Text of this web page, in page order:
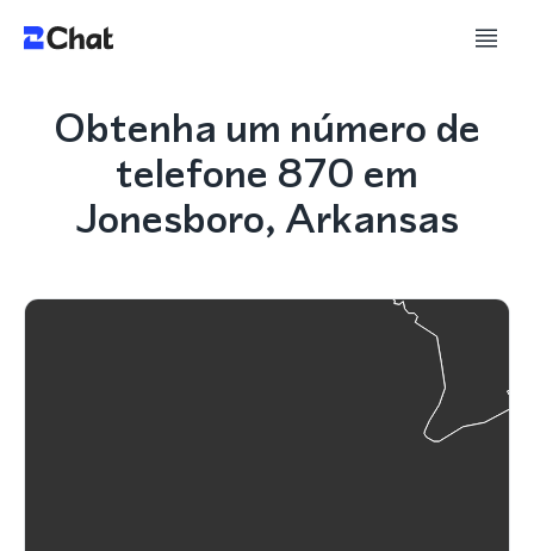
Obtenha um número de
telefone 870 em
Jonesboro, Arkansas